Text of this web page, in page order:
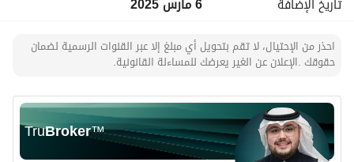
تاريخ الإضافة
6 مارس 2025
احذر من الإحتيال، لا تقم بتحويل أي مبلغ إلا عبر القنوات الرسمية لضمان
حقوقك .الإعلان عن الغير يعرضك للمساءلة القانونية.
TruBroker™